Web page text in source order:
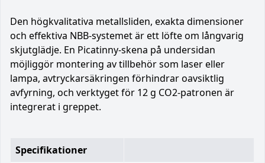
Den högkvalitativa metallsliden, exakta dimensioner
och effektiva NBB-systemet är ett löfte om långvarig
skjutglädje. En Picatinny-skena på undersidan
möjliggör montering av tillbehör som laser eller
lampa, avtryckarsäkringen förhindrar oavsiktlig
avfyrning, och verktyget för 12 g CO2-patronen är
integrerat i greppet.
Specifikationer